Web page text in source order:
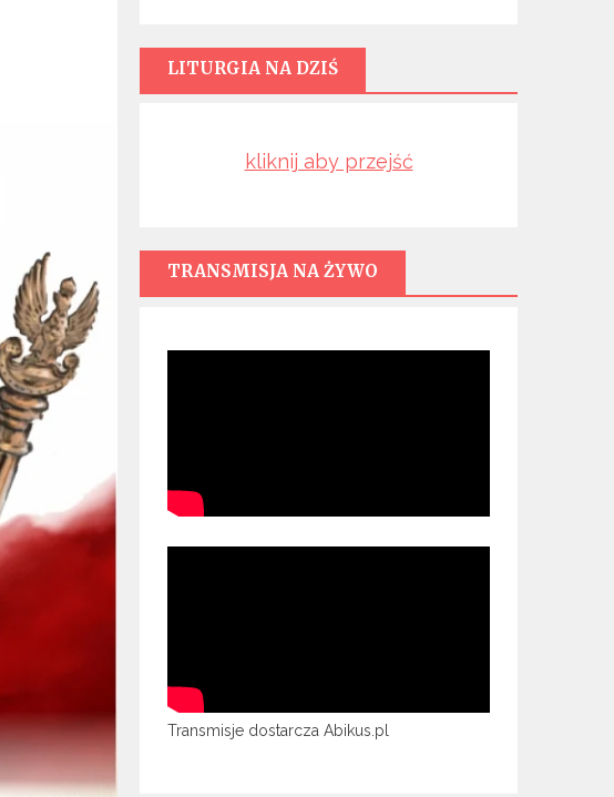
LITURGIA NA DZIŚ
kliknij aby przejść
TRANSMISJA NA ŻYWO
Transmisje dostarcza Abikus.pl